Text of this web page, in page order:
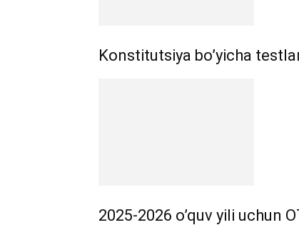
Konstitutsiya bo’yicha
2025-2026 o’quv yili uchun